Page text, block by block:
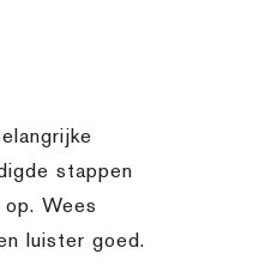
stappen
Wees
luister goed.